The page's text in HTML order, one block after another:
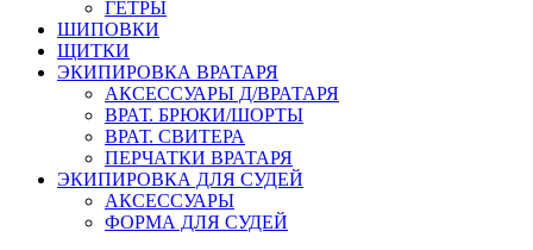
ГЕТРЫ
ШИПОВКИ
ЩИТКИ
ЭКИПИРОВКА ВРАТАРЯ
АКСЕССУАРЫ Д/ВРАТАРЯ
ВРАТ. БРЮКИ/ШОРТЫ
ВРАТ. СВИТЕРА
ПЕРЧАТКИ ВРАТАРЯ
ЭКИПИРОВКА ДЛЯ СУДЕЙ
АКСЕССУАРЫ
ФОРМА ДЛЯ СУДЕЙ